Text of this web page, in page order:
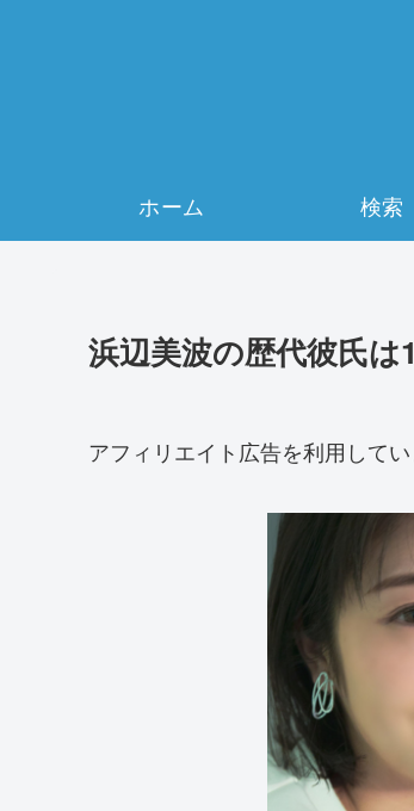
ホーム 検索
浜辺美波の歴代彼氏は
アフィリエイト広告を利用してい